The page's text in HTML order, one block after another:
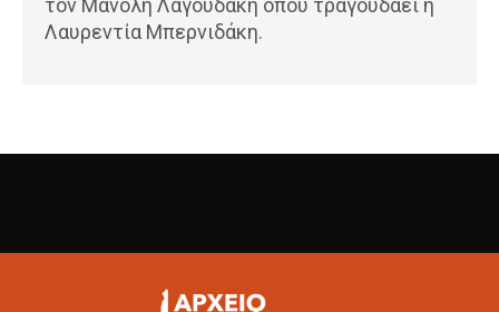
τον Μανόλη Λαγουδάκη όπου τραγουδάει η
Λαυρεντία Μπερνιδάκη.